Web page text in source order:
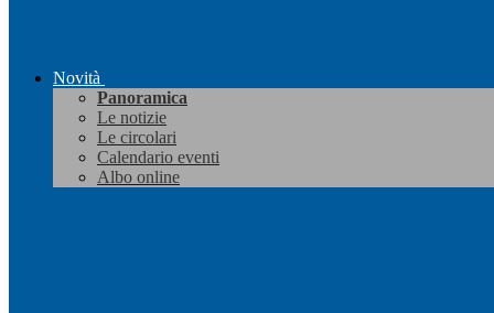
Novità
Panoramica
Le notizie
Le circolari
Calendario eventi
Albo online